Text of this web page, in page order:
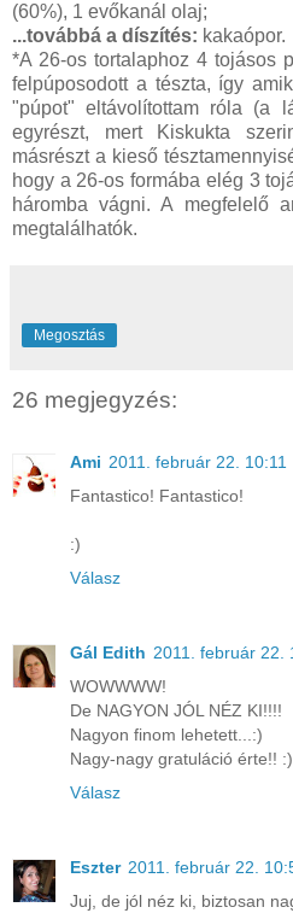
(60%), 1 evőkanál olaj;
...továbbá a díszítés: kakaópor.
*A 26-os tortalaphoz 4 tojásos
felpúposodott a tészta, így
"púpot" eltávolítottam róla (a
egyrészt, mert Kiskukta
másrészt a kieső
hogy a 26-os formába elég 3
háromba vágni. A megfelelő
megtalálhatók.
Megosztás
26 megjegyzés:
Ami 2011. február 22. 10:11
Fantastico! Fantastico!
:)
Válasz
Gál Edith 2011. február 22.
WOWWWW!
De NAGYON JÓL NÉZ KI!!!!
Nagyon finom lehetett...:)
Nagy-nagy gratuláció érte!! :)
Válasz
Eszter 2011. február 22.
Juj, de jól néz ki, biztosan